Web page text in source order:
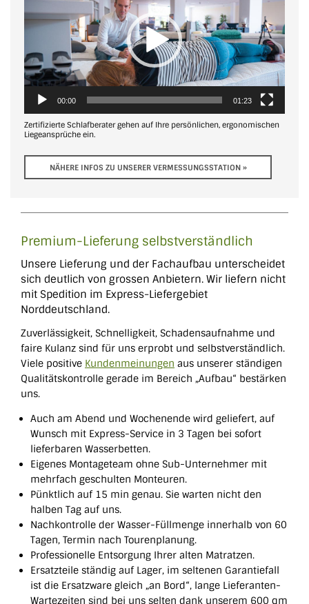
00:00 01:23
Zertifizierte Schlafberater gehen auf Ihre persönlichen, ergonomischen
Liegeansprüche ein.
NÄHERE INFOS ZU UNSERER VER­MESS­UNGS­STATION »
Premium-Lieferung selbstverständlich
Unsere Lieferung und der Fachaufbau unterscheidet
sich deutlich von grossen Anbietern. Wir liefern nicht
mit Spedition im Express-Liefergebiet
Norddeutschland.
Zuverlässigkeit, Schnelligkeit, Schadensaufnahme und
faire Kulanz sind für uns erprobt und selbstverständlich.
Viele positive Kundenmeinungen aus unserer ständigen
Qualitätskontrolle gerade im Bereich „Aufbau“ bestärken
uns.
Auch am Abend und Wochenende wird geliefert, auf
Wunsch mit Express-Service in 3 Tagen bei sofort
lieferbaren Wasserbetten.
Eigenes Montageteam ohne Sub-Unternehmer mit
mehrfach geschulten Monteuren.
Pünktlich auf 15 min genau. Sie warten nicht den
halben Tag auf uns.
Nachkontrolle der Wasser-Füllmenge innerhalb von 60
Tagen, Termin nach Tourenplanung.
Professionelle Entsorgung Ihrer alten Matratzen.
Ersatzteile ständig auf Lager, im seltenen Garantiefall
ist die Ersatzware gleich „an Bord“, lange Lieferanten-
Wartezeiten sind bei uns selten dank unserem 600 qm